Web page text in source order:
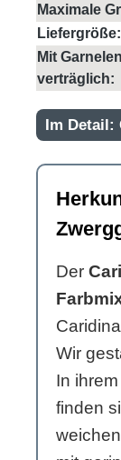
Maximale
Liefergröße:
Mit Garnelen
verträglich:
Im Detail:
Der
Wir
In
finden